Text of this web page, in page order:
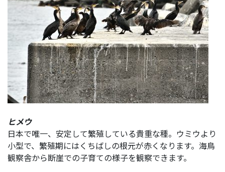
ヒメウ
日本で唯一、安定して繁殖している貴重な種。ウミウより
小型で、繁殖期にはくちばしの根元が赤くなります。海鳥
観察舎から断崖での子育ての様子を観察できます。